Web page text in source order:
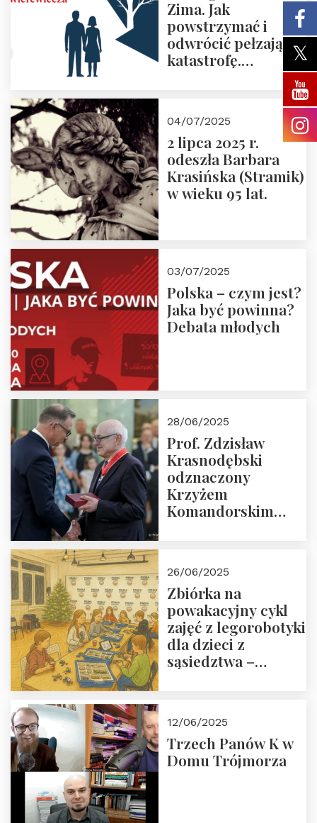
Zima. Jak
powstrzymać i
odwrócić pełzającą
katastrofę.
pierwsze spotkanie
Nowego
Ćwierćwiecza”
04/07/2025
2 lipca 2025 r.
odeszła Barbara
Krasińska (Stramik)
w wieku 95 lat.
03/07/2025
Polska – czym jest?
Jaka być powinna?
Debata młodych
28/06/2025
Prof. Zdzisław
Krasnodębski
odznaczony
Krzyżem
Komandorskim
26/06/2025
Zbiórka na
powakacyjny cykl
zajęć z legorobotyki
dla dzieci z
sąsiedztwa –
Fundacji
12/06/2025
Trzech Panów K w
Domu Trójmorza